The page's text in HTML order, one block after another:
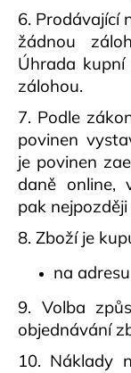
6. Prodávající
žádnou
Úhrada
zálohou.
7. Podle
povinen
je povinen
daně online,
pak
8. Zboží je
na
9. Volba
objednávání
10. Náklady